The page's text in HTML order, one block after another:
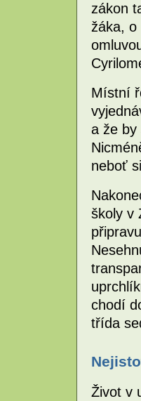
zákon
žáka, o
Místní
a že by
neboť
školy v
chodí
třída
Život v